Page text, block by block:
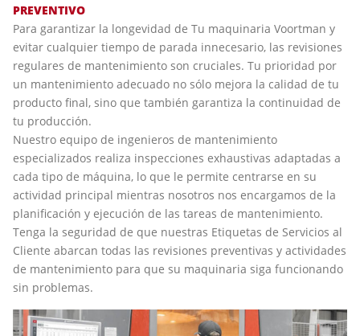
PREVENTIVO
Para garantizar la longevidad de Tu maquinaria Voortman y
evitar cualquier tiempo de parada innecesario, las revisiones
regulares de mantenimiento son cruciales. Tu prioridad por
un mantenimiento adecuado no sólo mejora la calidad de tu
producto final, sino que también garantiza la continuidad de
tu producción.
Nuestro equipo de ingenieros de mantenimiento
especializados realiza inspecciones exhaustivas adaptadas a
cada tipo de máquina, lo que le permite centrarse en su
actividad principal mientras nosotros nos encargamos de la
planificación y ejecución de las tareas de mantenimiento.
Tenga la seguridad de que nuestras Etiquetas de Servicios al
Cliente abarcan todas las revisiones preventivas y actividades
de mantenimiento para que su maquinaria siga funcionando
sin problemas.